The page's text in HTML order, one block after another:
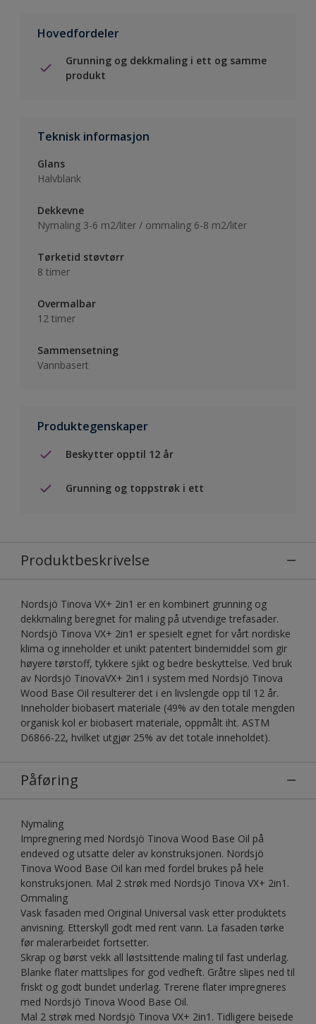
Hovedfordeler
Grunning og dekkmaling i ett og samme
produkt
Teknisk informasjon
Glans
Halvblank
Dekkevne
Nymaling 3-6 m2/liter / ommaling 6-8 m2/liter
Tørketid støvtørr
8 timer
Overmalbar
12 timer
Sammensetning
Vannbasert
Produktegenskaper
Beskytter opptil 12 år
Grunning og toppstrøk i ett
Produktbeskrivelse
Nordsjö Tinova VX+ 2in1 er en kombinert grunning og
dekkmaling beregnet for maling på utvendige trefasader.
Nordsjö Tinova VX+ 2in1 er spesielt egnet for vårt nordiske
klima og inneholder et unikt patentert bindemiddel som gir
høyere tørstoff, tykkere sjikt og bedre beskyttelse. Ved bruk
av Nordsjö TinovaVX+ 2in1 i system med Nordsjö Tinova
Wood Base Oil resulterer det i en livslengde opp til 12 år.
Inneholder biobasert materiale (49% av den totale mengden
organisk kol er biobasert materiale, oppmålt iht. ASTM
D6866-22, hvilket utgjør 25% av det totale inneholdet).
Påføring
Nymaling
Impregnering med Nordsjö Tinova Wood Base Oil på
endeved og utsatte deler av konstruksjonen. Nordsjö
Tinova Wood Base Oil kan med fordel brukes på hele
konstruksjonen. Mal 2 strøk med Nordsjö Tinova VX+ 2in1.
Ommaling
Vask fasaden med Original Universal vask etter produktets
anvisning. Etterskyll godt med rent vann. La fasaden tørke
før malerarbeidet fortsetter.
Skrap og børst vekk all løstsittende maling til fast underlag.
Blanke flater mattslipes for god vedheft. Gråtre slipes ned til
friskt og godt bundet underlag. Trerene flater impregneres
med Nordsjö Tinova Wood Base Oil.
Mal 2 strøk med Nordsjö Tinova VX+ 2in1. Tidligere beisede